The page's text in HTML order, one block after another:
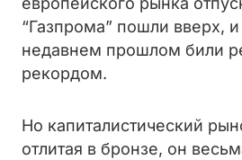
“Газпрома” пошли вверх,
недавнем прошлом били
рекордом.
Но капиталистический
отлитая в бронзе, он